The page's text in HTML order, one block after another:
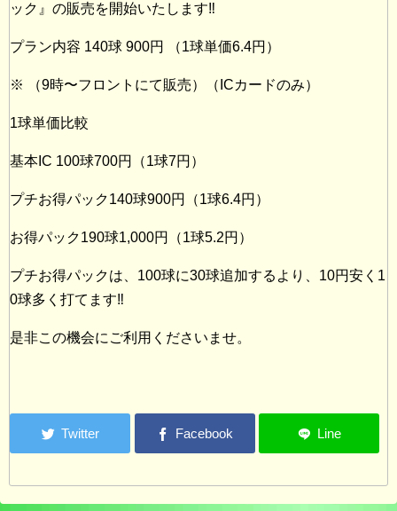
ック』の販売を開始いたします‼️
プラン内容 140球 900円 （1球単価6.4円）
※ （9時〜フロントにて販売）（ICカードのみ）
1球単価比較
基本IC 100球700円（1球7円）
プチお得パック140球900円（1球6.4円）
お得パック190球1,000円（1球5.2円）
プチお得パックは、100球に30球追加するより、10円安く1
0球多く打てます‼️
是非この機会にご利用くださいませ。